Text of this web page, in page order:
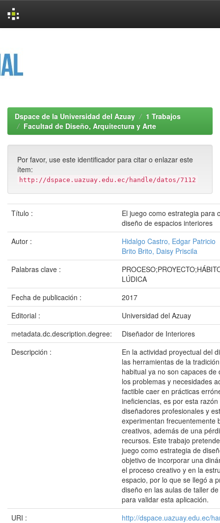
Dspace de la Universidad del Azuay
1 Trabajos
Facultad de Diseño, Arquitectura y Arte
Por favor, use este identificador para citar o enlazar este
ítem:
http://dspace.uazuay.edu.ec/handle/datos/7112
Título :
El juego como estrategia para
diseño de espacios interiores
Autor :
Hidalgo Castro, Edgar Patricio
Brito Brito, Daisy Priscila
Palabras clave :
LÚDICA
Fecha de publicación :
2017
Editorial :
Universidad del Azuay
metadata.dc.description.degree:
Diseñador de Interiores
Descripción :
En la actividad proyectual del
las herramientas de la
habitual ya no son capaces de
los problemas y necesidades
factible caer en prácticas
ineficiencias, es por esta
diseñadores profesionales y
experimentan frecuentemente
creativos, además de una
recursos. Este trabajo
juego como estrategia de
objetivo de incorporar una
el proceso creativo y en la
espacio, por lo que se llegó a
diseño en las aulas de taller
para validar esta aplicación.
URI :
http://dspace.uazuay.edu.ec/